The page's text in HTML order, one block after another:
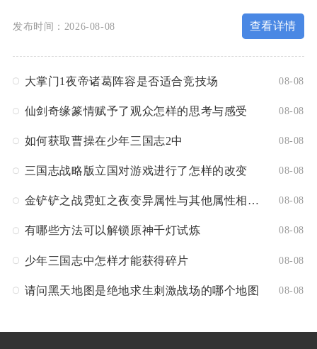
发布时间：2026-08-08 查看详情
大掌门1夜帝诸葛阵容是否适合竞技场 08-08
仙剑奇缘篆情赋予了观众怎样的思考与感受 08-08
如何获取曹操在少年三国志2中 08-08
三国志战略版立国对游戏进行了怎样的改变 08-08
金铲铲之战霓虹之夜变异属性与其他属性相比是否更强大 08-08
有哪些方法可以解锁原神千灯试炼 08-08
少年三国志中怎样才能获得碎片 08-08
请问黑天地图是绝地求生刺激战场的哪个地图 08-08